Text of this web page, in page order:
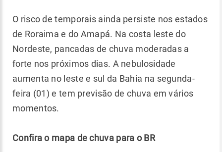
O risco de temporais ainda persiste nos estados
de Roraima e do Amapá. Na costa leste do
Nordeste, pancadas de chuva moderadas a
forte nos próximos dias. A nebulosidade
aumenta no leste e sul da Bahia na segunda-
feira (01) e tem previsão de chuva em vários
momentos.
Confira o mapa de chuva para o BR